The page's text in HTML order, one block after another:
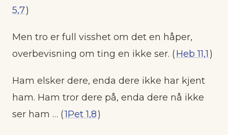
5,7)
Men tro er full visshet om det en håper,
overbevisning om ting en ikke ser. (Heb 11,1 )
Ham elsker dere, enda dere ikke har kjent
ham. Ham tror dere på, enda dere nå ikke
ser ham … (1Pet 1,8)